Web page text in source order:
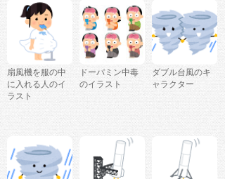
扇風機を服の中
に入れる人のイ
ラスト
ドーパミン中毒
のイラスト
ダブル台風のキ
ャラクター